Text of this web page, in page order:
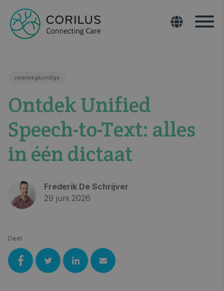
verpleegkundige
Ontdek Unified
Speech-to-Text: alles
in één dictaat
Frederik De Schrijver
29 juni 2026
Deel